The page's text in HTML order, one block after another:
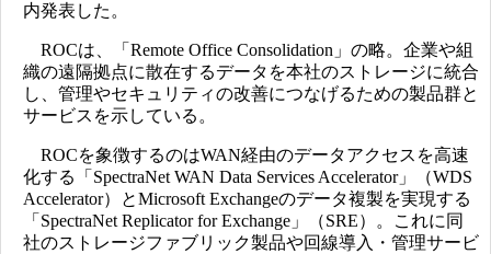
内発表した。
ROCは、「Remote Office Consolidation」の略。企業や組
織の遠隔拠点に散在するデータを本社のストレージに統合
し、管理やセキュリティの改善につなげるための製品群と
サービスを示している。
ROCを象徴するのはWAN経由のデータアクセスを高速
化する「SpectraNet WAN Data Services Accelerator」（WDS
Accelerator）とMicrosoft Exchangeのデータ複製を実現する
「SpectraNet Replicator for Exchange」（SRE）。これに同
社のストレージファブリック製品や回線導入・管理サービ